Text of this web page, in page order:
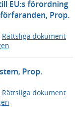
EU:s förordning
Prop.
Rättsliga dokument
Prop.
Rättsliga dokument